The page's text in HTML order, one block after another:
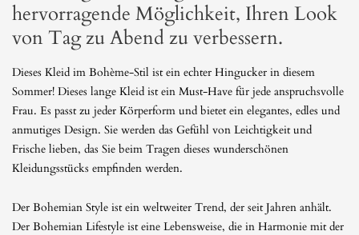
hervorragende Möglichkeit, Ihren Look
von Tag zu Abend zu verbessern.
Dieses Kleid im Bohème-Stil ist ein echter Hingucker in diesem
Sommer! Dieses lange Kleid ist ein Must-Have für jede anspruchsvolle
Frau. Es passt zu jeder Körperform und bietet ein elegantes, edles und
anmutiges Design. Sie werden das Gefühl von Leichtigkeit und
Frische lieben, das Sie beim Tragen dieses wunderschönen
Kleidungsstücks empfinden werden.
Der Bohemian Style ist ein weltweiter Trend, der seit Jahren anhält.
Der Bohemian Lifestyle ist eine Lebensweise, die in Harmonie mit der